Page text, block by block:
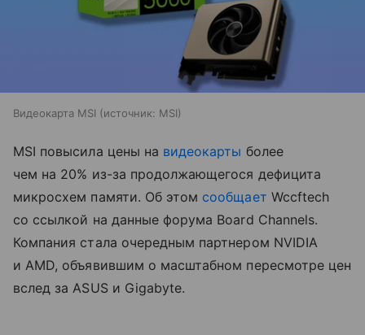
Видеокарта MSI источник: MSI
MSI повысила цены на видеокарты более
чем на 20% из-за продолжающегося дефицита
микросхем памяти. Об этом сообщает Wccftech
со ссылкой на данные форума Board Channels.
Компания стала очередным партнером NVIDIA
и AMD, объявившим о масштабном пересмотре цен
вслед за ASUS и Gigabyte.